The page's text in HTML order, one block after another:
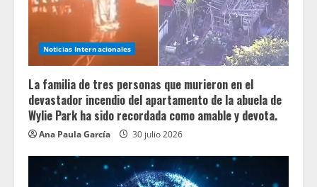
Noticias Internacionales
La familia de tres personas que murieron en el
devastador incendio del apartamento de la abuela de
Wylie Park ha sido recordada como amable y devota.
Ana Paula García 30 julio 2026